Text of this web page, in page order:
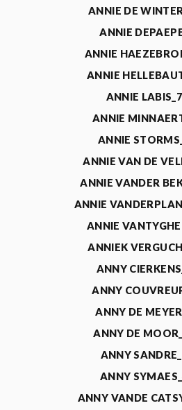
ANNIE DE
ANNIE
ANNIE
ANNIE
ANNIE
ANNIE
ANNIE
ANNIE VAN DE
ANNIE VANDER
ANNIE
ANNIE
ANNIEK
ANNY
ANNY
ANNY DE
ANNY DE
ANNY
ANNY
ANNY VANDE